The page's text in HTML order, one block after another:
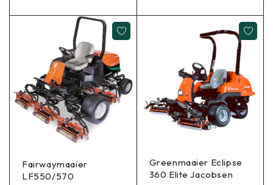
Fairwaymaaier
LF550/570
Greenmaaier Eclipse
360 Elite Jacobsen